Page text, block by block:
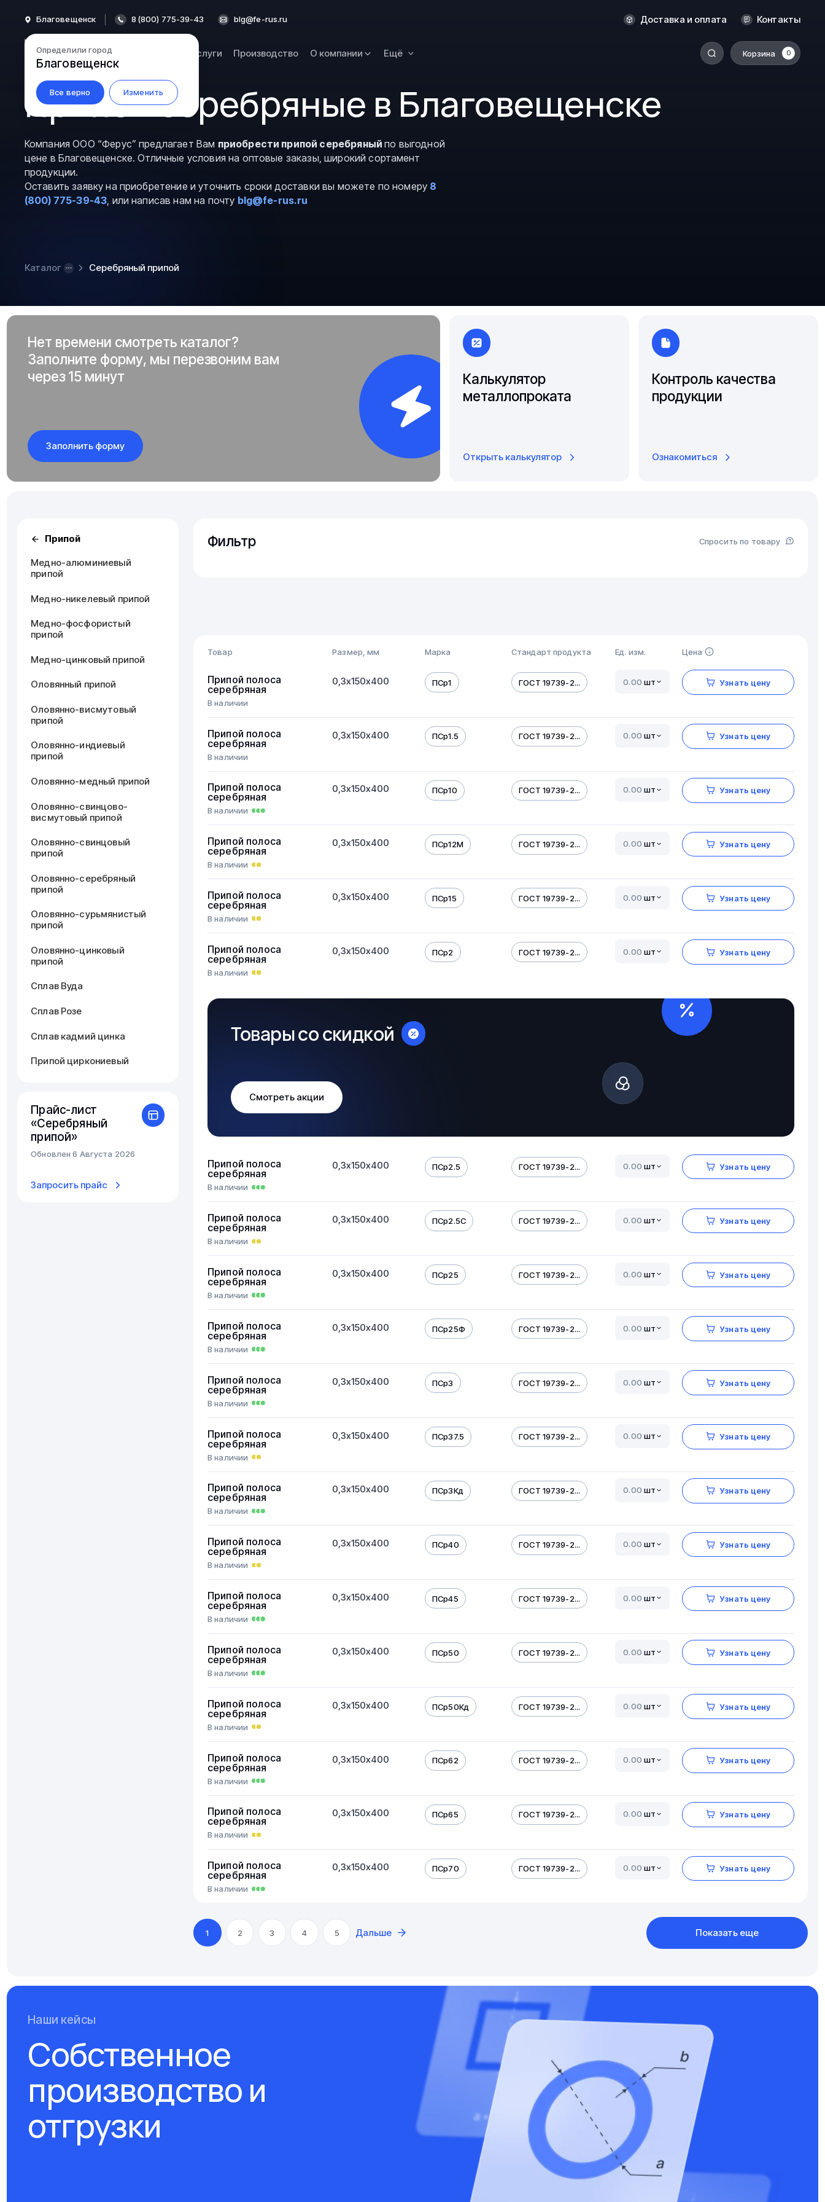
Благовещенск
Определили город
Благовещенск
Все верно Изменить
8 (800) 775-39-43 blg@fe-rus.ru Доставка и оплата Контакты
Каталог Услуги Производство О компании Ещё Корзина 0
Оренбург
Пермь
Ростов-на-Дону
Рязань
Самара
Припои серебряные в Благовещенске
Компания ООО “Ферус” предлагает Вам приобрести припой серебряныйпо выгодной
цене в Благовещенске. Отличные условия на оптовые заказы, широкий сортамент
продукции.
Оставить заявку на приобретение и уточнить сроки доставки вы можете по номеру 8
(800) 775-39-43, или написав нам на почту blg@fe-rus.ru
Каталог Серебряный припой
Нет времени смотреть каталог?
Заполните форму, мы перезвоним вам
через 15 минут
Заполнить форму
Калькулятор
металлопроката
Открыть калькулятор
Контроль качества
продукции
Ознакомиться
Припой
Медно-алюминиевый
припой
Медно-никелевый припой
Медно-фосфористый
припой
Медно-цинковый припой
Оловянный припой
Оловянно-висмутовый
припой
Оловянно-индиевый
припой
Оловянно-медный припой
Оловянно-свинцово-
висмутовый припой
Оловянно-свинцовый
припой
Оловянно-серебряный
припой
Оловянно-сурьмянистый
припой
Оловянно-цинковый
припой
Сплав Вуда
Сплав Розе
Сплав кадмий цинка
Припой циркониевый
Прайс-лист
«Серебряный
припой»
Обновлен 6 Августа 2026
Запросить прайс
Фильтр Спросить по товару
Товар Размер, мм Марка Стандарт продукта Ед. изм. Цена
Припой полоса
серебряная
В наличии
0,3х150х400 ПСр1 ГОСТ 19739-2... шт Узнать цену
Припой полоса
серебряная
В наличии
0,3х150х400 ПСр1.5 ГОСТ 19739-2... шт Узнать цену
Припой полоса
серебряная
В наличии
0,3х150х400 ПСр10 ГОСТ 19739-2... шт Узнать цену
Припой полоса
серебряная
В наличии
0,3х150х400 ПСр12М ГОСТ 19739-2... шт Узнать цену
Припой полоса
серебряная
В наличии
0,3х150х400 ПСр15 ГОСТ 19739-2... шт Узнать цену
Припой полоса
серебряная
В наличии
0,3х150х400 ПСр2 ГОСТ 19739-2... шт Узнать цену
Товары со скидкой
Смотреть акции
Припой полоса
серебряная
В наличии
0,3х150х400 ПСр2.5 ГОСТ 19739-2... шт Узнать цену
Припой полоса
серебряная
В наличии
0,3х150х400 ПСр2.5С ГОСТ 19739-2... шт Узнать цену
Припой полоса
серебряная
В наличии
0,3х150х400 ПСр25 ГОСТ 19739-2... шт Узнать цену
Припой полоса
серебряная
В наличии
0,3х150х400 ПСр25Ф ГОСТ 19739-2... шт Узнать цену
Припой полоса
серебряная
В наличии
0,3х150х400 ПСр3 ГОСТ 19739-2... шт Узнать цену
Припой полоса
серебряная
В наличии
0,3х150х400 ПСр37.5 ГОСТ 19739-2... шт Узнать цену
Припой полоса
серебряная
В наличии
0,3х150х400 ПСр3Кд ГОСТ 19739-2... шт Узнать цену
Припой полоса
серебряная
В наличии
0,3х150х400 ПСр40 ГОСТ 19739-2... шт Узнать цену
Припой полоса
серебряная
В наличии
0,3х150х400 ПСр45 ГОСТ 19739-2... шт Узнать цену
Припой полоса
серебряная
В наличии
0,3х150х400 ПСр50 ГОСТ 19739-2... шт Узнать цену
Припой полоса
серебряная
В наличии
0,3х150х400 ПСр50Кд ГОСТ 19739-2... шт Узнать цену
Припой полоса
серебряная
В наличии
0,3х150х400 ПСр62 ГОСТ 19739-2... шт Узнать цену
Припой полоса
серебряная
В наличии
0,3х150х400 ПСр65 ГОСТ 19739-2... шт Узнать цену
Припой полоса
серебряная
В наличии
0,3х150х400 ПСр70 ГОСТ 19739-2... шт Узнать цену
1 2 3 4 5 Дальше Показать еще
Наши кейсы
Собственное
производство и
отгрузки